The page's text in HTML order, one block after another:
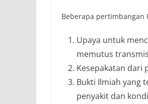
Beberapa pertimbangan
Upaya untuk
memutus
Kesepakatan dari
Bukti Ilmiah yang
penyakit dan